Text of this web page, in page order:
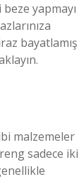
yapmayı
bayatlamış
malzemeler
sadece iki